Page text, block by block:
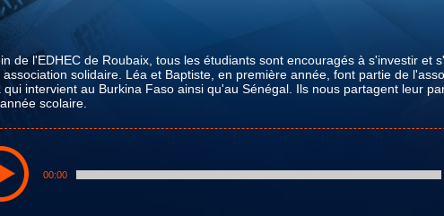
de l'EDHEC de Roubaix, tous les étudiants sont encouragés à s'investir et
association solidaire. Léa et Baptiste, en première année, font partie de
qui intervient au Burkina Faso ainsi qu'au Sénégal. Ils nous partagent leur
scolaire.
00:00